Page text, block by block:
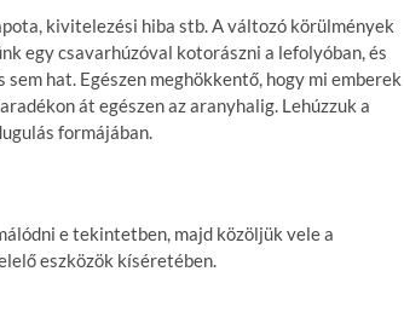
kivitelezési hiba stb. A változó körülmények
egy csavarhúzóval kotorászni a lefolyóban, és
hat. Egészen meghökkentő, hogy mi emberek
át egészen az aranyhalig. Lehúzzuk a
formájában.
e tekintetben, majd közöljük vele a
eszközök kíséretében.